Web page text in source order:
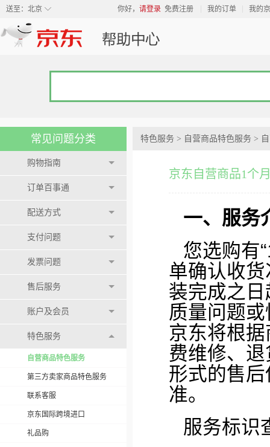
◇
送至： 北京 你好， 请登录 免费注册 我的订单 我的
常见问题分类
购物指南
订单百事通
配送方式
支付问题
发票问题
售后服务
账户及会员
特色服务
自营商品特色服务
第三方卖家商品特色服务
联系客服
京东国际跨境进口
礼品购
特色服务 > 自营商品特色服务 >
京东自营商品1个
一、服务
您选购有
单确认收
装完成之
质量问题
京东将根
费维修、
形式的售
准。
服务标识